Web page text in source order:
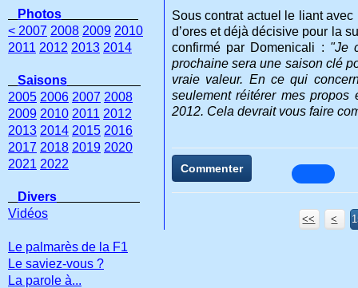
Sous contrat actuel le liant avec
d’ores et déjà décisive pour la
confirmé par Domenicali : "Je
prochaine sera une saison clé
vraie valeur. En ce qui
seulement réitérer mes
2012. Cela devrait vous faire
Commenter
<< <
Photos
< 2007 2008 2009 2010
2011 2012 2013 2014
Saisons
2005 2006 2007 2008
2009 2010 2011 2012
2013 2014 2015 2016
2017 2018 2019 2020
2021 2022
Divers
Vidéos
Le palmarès de la F1
Le saviez-vous ?
La parole à...